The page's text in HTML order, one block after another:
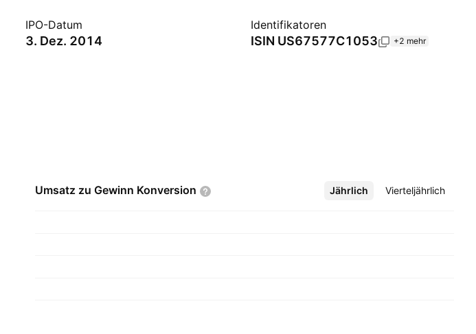
IPO-Datum
3. Dez. 2014
Identifikatoren
ISIN US67577C1053 +2 mehr
Umsatz zu Gewinn Konversion Jährlich Vierteljährlich
Mehr